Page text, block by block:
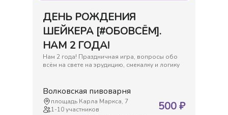
ДЕНЬ РОЖДЕНИЯ
ШЕЙКЕРА [#ОБОВСЁМ].
НАМ 2 ГОДА!
Нам 2 года! Праздничная игра, вопросы обо
всём на свете на эрудицию, cмекалку и логику
Волковская пивоварня
площадь Карла Маркса, 7
1-10участников 500₽